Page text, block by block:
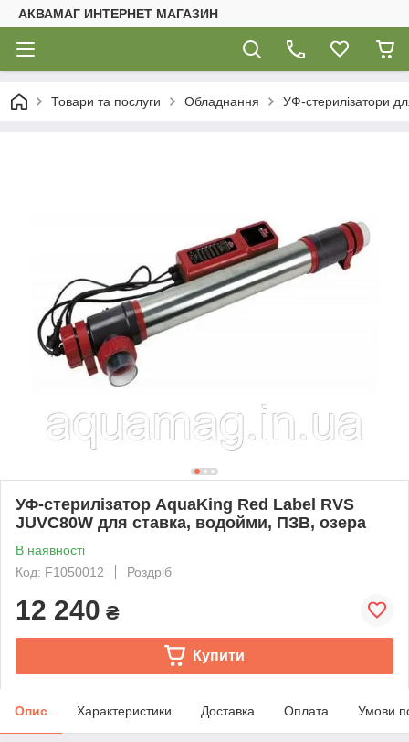
АКВАМАГ ИНТЕРНЕТ МАГАЗИН
Товари та послуги Обладнання УФ-стерилізатори
УФ-стерилізатор AquaKing Red Label RVS
JUVC80W для ставка, водойми, ПЗВ, озера
В наявності
Код: F1050012
Роздріб
12 240 ₴
Купити
Опис Характеристики Доставка Оплата Умови